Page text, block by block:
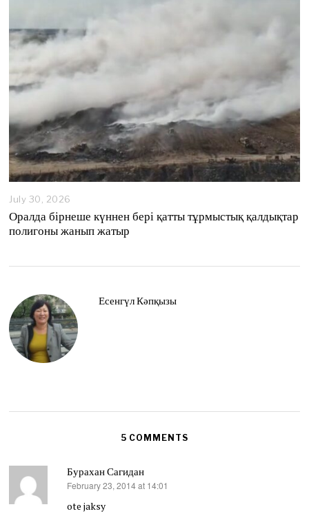
6
July 30, 2026
Оралда бірнеше күннен бері қатты тұрмыстық қалдықтар
полигоны жанып жатыр
Есенгүл Кәпқызы
5 COMMENTS
Бурахан Сагидан
says:
February 23, 2014 at 14:01
ote jaksy